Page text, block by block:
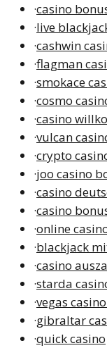
·casino
·live
·cashwin
·flagman
·smokace
·cosmo
·casino
·vulcan
·crypto
·joo casino
·casino
·casino
·online
·blackjack
·casino
·starda
·vegas
·gibraltar
·quick casino